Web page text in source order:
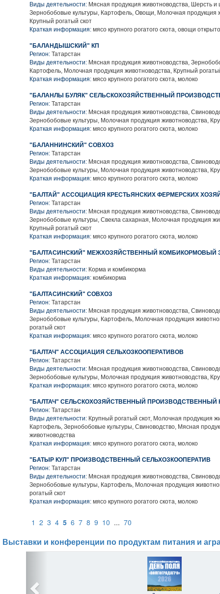
Виды деятельности: Мясная продукция животноводства, Шерсть и
Зернобобовые культуры, Картофель, Овощи, Молочная продукция
Крупный рогатый скот
Краткая информация: мясо крупного рогатого скота, овощи
"БАЛАНДЫШСКИЙ" КП
Регион: Татарстан
Виды деятельности: Мясная продукция животноводства,
Картофель, Молочная продукция животноводства, Крупный
Краткая информация: мясо крупного рогатого скота, молоко
"БАЛАНЛЫ БУЛЯК" СЕЛЬСКОХОЗЯЙСТВЕННЫЙ
Регион: Татарстан
Виды деятельности: Мясная продукция животноводства,
Зернобобовые культуры, Молочная продукция животноводства,
Краткая информация: мясо крупного рогатого скота, молоко
"БАЛАННИНСКИЙ" СОВХОЗ
Регион: Татарстан
Виды деятельности: Мясная продукция животноводства,
Зернобобовые культуры, Молочная продукция животноводства,
Краткая информация: мясо крупного рогатого скота, молоко
"БАЛТАЙ" АССОЦИАЦИЯ КРЕСТЬЯНСКИХ ФЕРМЕРСКИХ
Регион: Татарстан
Виды деятельности: Мясная продукция животноводства,
Зернобобовые культуры, Свекла сахарная, Молочная продукция
Крупный рогатый скот
Краткая информация: мясо крупного рогатого скота, молоко
"БАЛТАСИНСКИЙ" МЕЖХОЗЯЙСТВЕННЫЙ КОМБИКОРМОВЫЙ
Регион: Татарстан
Виды деятельности: Корма и комбикорма
Краткая информация: комбикорма
"БАЛТАСИНСКИЙ" СОВХОЗ
Регион: Татарстан
Виды деятельности: Мясная продукция животноводства,
Зернобобовые культуры, Картофель, Молочная продукция
рогатый скот
Краткая информация: мясо крупного рогатого скота, молоко
"БАЛТАЧ" АССОЦИАЦИЯ СЕЛЬХОЗКООПЕРАТИВОВ
Регион: Татарстан
Виды деятельности: Мясная продукция животноводства,
Зернобобовые культуры, Молочная продукция животноводства,
Краткая информация: мясо крупного рогатого скота, молоко
"БАЛТАЧ" СЕЛЬСКОХОЗЯЙСТВЕННЫЙ ПРОИЗВОДСТВЕННЫЙ
Регион: Татарстан
Виды деятельности: Крупный рогатый скот, Молочная продукция
Картофель, Зернобобовые культуры, Свиноводство, Мясная
животноводства
Краткая информация: мясо крупного рогатого скота, молоко
"БАТЫР КУЛ" ПРОИЗВОДСТВЕННЫЙ СЕЛЬХОЗКООПЕРАТИВ
Регион: Татарстан
Виды деятельности: Мясная продукция животноводства,
Зернобобовые культуры, Картофель, Молочная продукция
рогатый скот
Краткая информация: мясо крупного рогатого скота, молоко
1 2 3 4 5 6 7 8 9 10 ... 70
Выставки и конференции по продуктам питания и